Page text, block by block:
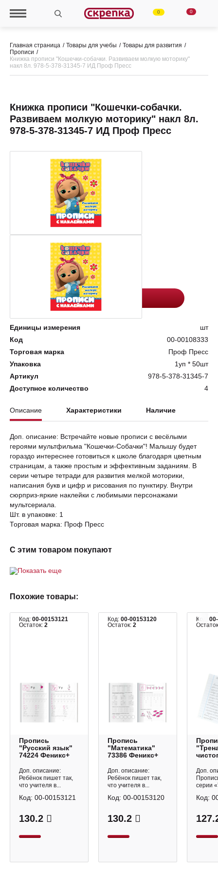
0 0
Главная страница Товары для учебы
Товары для развития
Прописи
Книжка прописи "Кошечки-собачки. Развиваем молкую моторику"
накл 8л. 978-5-378-31345-7 ИД Проф Пресс
Цена:
117.4
Добавить в корзину
Книжка прописи "Кошечки-собачки.
Развиваем молкую моторику" накл 8л.
978-5-378-31345-7 ИД Проф Пресс
Единицы измерения
шт
Код
00-00108333
Торговая марка
Проф Пресс
Упаковка
1уп * 50шт
Артикул
978-5-378-31345-7
Доступное количество
4
Описание Характеристики Наличие
Доп. описание: Встречайте новые прописи с весёлыми
героями мультфильма "Кошечки-Собачки"! Малышу будет
гораздо интереснее готовиться к школе благодаря цветным
страницам, а также простым и эффективным заданиям. В
серии четыре тетради для развития мелкой моторики,
написания букв и цифр и рисования по пунктиру. Внутри
сюрприз-яркие наклейки с любимыми персонажами
мультсериала.
Шт. в упаковке: 1
Торговая марка: Проф Пресс
С этим товаром покупают
Показать еще
Похожие товары:
Код: 00-00153121
Остаток: 2
Пропись
"Русский язык"
74224 Феникс+
Доп. описание:
Ребёнок пишет так,
что учителя в...
130.2
Код: 00-00153121
Код: 00-00153120
Остаток: 2
Пропись
"Математика"
73386 Феникс+
Доп. описание:
Ребёнок пишет так,
что учителя в...
130.2
Код: 00-00153120
Код:
Доп.
серии
Код: